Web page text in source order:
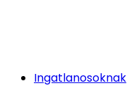
Ingatlanosoknak